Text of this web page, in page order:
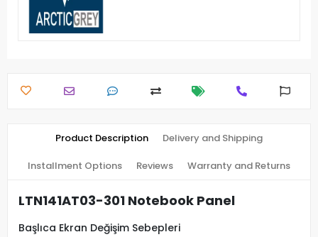
Product Description Delivery and Shipping
Installment Options Reviews Warranty and Returns
LTN141AT03-301 Notebook Panel
Başlıca Ekran Değişim Sebepleri